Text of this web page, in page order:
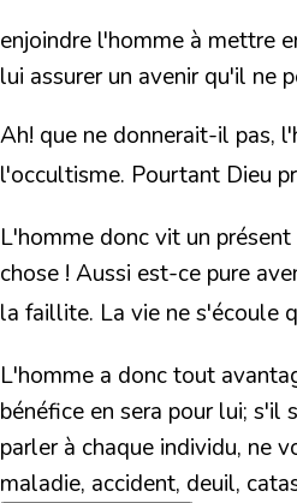
enjoindre l'homme à mettre
lui assurer un avenir qu'il ne
Ah! que ne donnerait-il pas,
l'occultisme. Pourtant Dieu
L'homme donc vit un
chose ! Aussi est-ce pure
la faillite. La vie ne s'écoule
L'homme a donc tout
bénéfice en sera pour lui; s'il
parler à chaque individu, ne
maladie, accident, deuil,